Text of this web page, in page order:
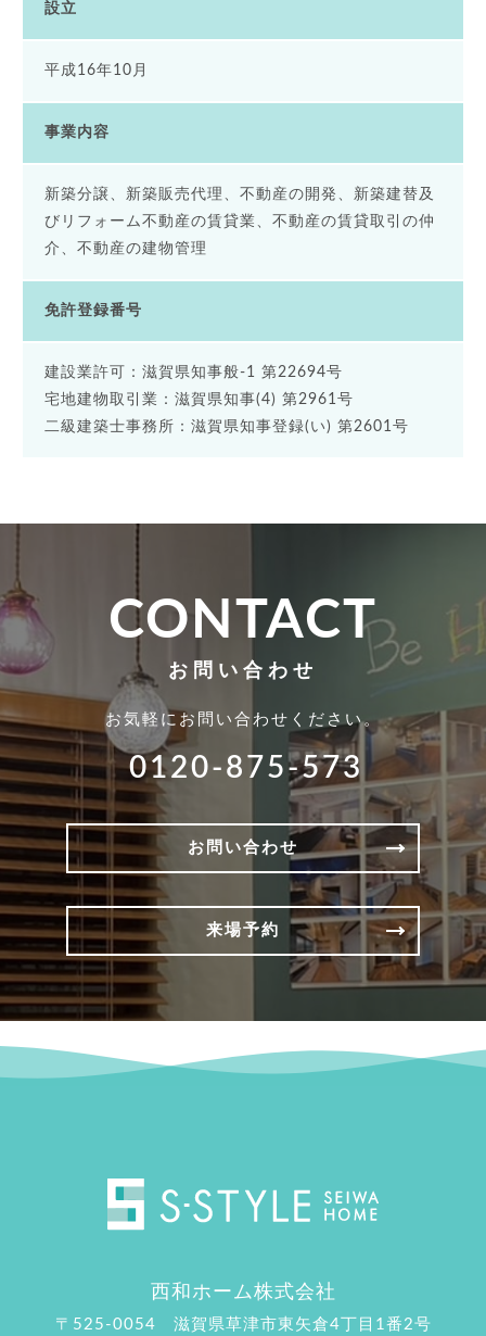
設立
平成16年10月
事業内容
新築分譲、新築販売代理、不動産の開発、新築建替及
びリフォーム不動産の賃貸業、 不動産の賃貸取引の仲
介、不動産の建物管理
免許登録番号
建設業許可：滋賀県知事般-1 第22694号
宅地建物取引業：滋賀県知事(4) 第2961号
二級建築士事務所：滋賀県知事登録(い) 第2601号
CONTACT
お問い合わせ
お気軽にお問い合わせください。
0120-875-573
お問い合わせ
来場予約
西和ホーム株式会社
〒525-0054 滋賀県草津市東矢倉4丁目1番2号